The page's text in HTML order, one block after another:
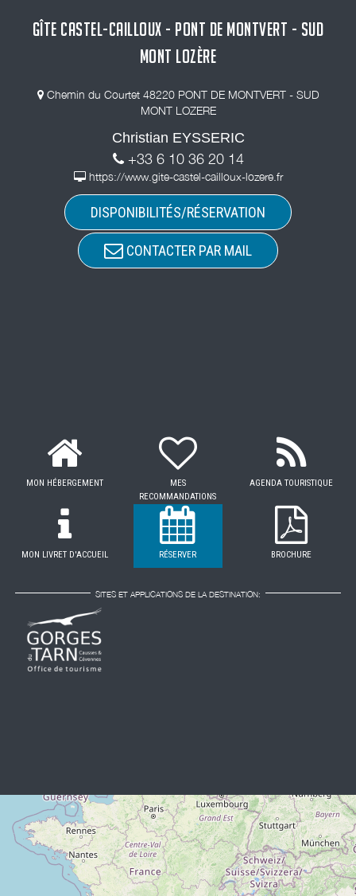
GÎTE CASTEL-CAILLOUX - PONT DE MONTVERT - SUD
MONT LOZÈRE
Chemin du Courtet 48220 PONT DE MONTVERT - SUD
MONT LOZERE
Christian EYSSERIC
+33 6 10 36 20 14
https://www.gite-castel-cailloux-lozere.fr
DISPONIBILITÉS/RÉSERVATION
CONTACTER PAR MAIL
MON HÉBERGEMENT
MES
RECOMMANDATIONS
AGENDA TOURISTIQUE
MON LIVRET D'ACCUEIL RÉSERVER BROCHURE
SITES ET APPLICATIONS DE LA DESTINATION: